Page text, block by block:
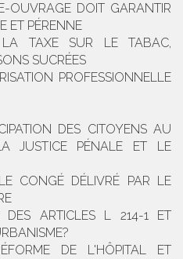
OUVRAGE DOIT GARANTIR
ET PÉRENNE
LA TAXE SUR LE TABAC,
SUCRÉES
PROFESSIONNELLE
DES CITOYENS AU
JUSTICE PÉNALE ET LE
CONGÉ DÉLIVRÉ PAR LE
DES ARTICLES L 214-1 ET
DE L'HÔPITAL ET